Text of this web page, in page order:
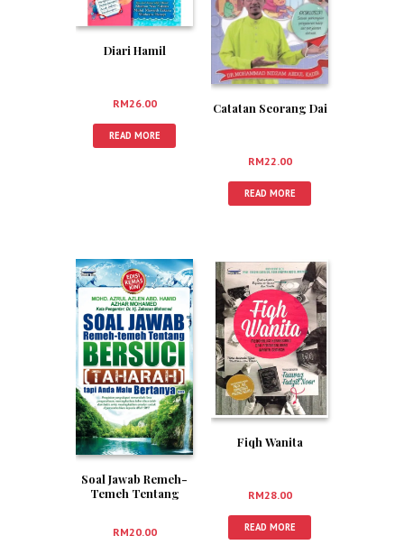
Diari Hamil
RM26.00
READ MORE
Catatan Seorang Dai
RM22.00
READ MORE
Soal Jawab Remeh-
Temeh Tentang
Bertanya
RM20.00
Fiqh Wanita
RM28.00
READ MORE